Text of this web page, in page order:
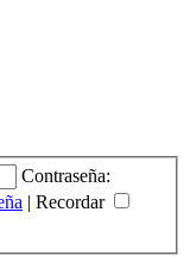
Contraseña:
| Recordar